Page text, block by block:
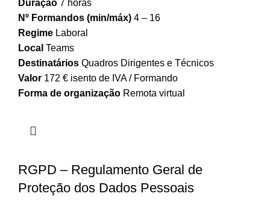
Duração 7 horas
Nº Formandos (min/máx) 4 – 16
Regime Laboral
Local Teams
Destinatários Quadros Dirigentes e Técnicos
Valor 172 € isento de IVA / Formando
Forma de organização Remota virtual
RGPD – Regulamento Geral de
Proteção dos Dados Pessoais